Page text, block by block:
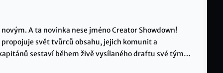
A ta novinka nese jméno Creator Showdown!
propojuje svět tvůrců obsahu, jejich komunit a
sestaví během živě vysílaného draftu své týmy